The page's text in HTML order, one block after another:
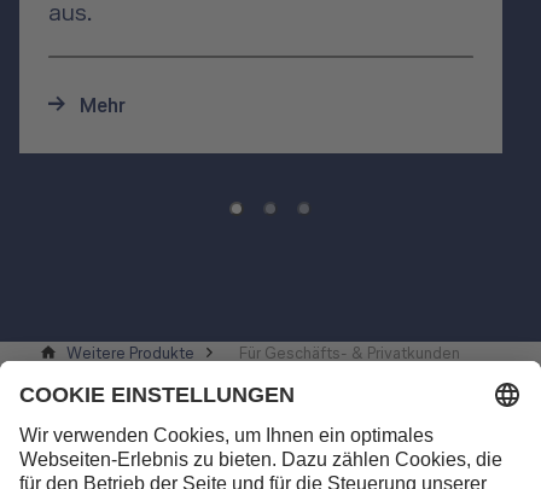
aus.
Mehr
Weitere Produkte Für Geschäfts- & Privatkunden